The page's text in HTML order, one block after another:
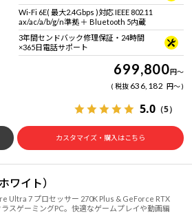
Wi-Fi 6E( 最大2.4Gbps )対応 IEEE 802.11
ax/ac/a/b/g/n準拠 ＋ Bluetooth 5内蔵
3年間センドバック修理保証・24時間
×365日電話サポート
699,800円～
税抜 636,182 円～
5.0 （5）
カスタマイズ・購入はこちら
ワイト）
Ultra 7 プロセッサー 270K Plus & GeForce RTX
スゲーミングPC。快適なゲームプレイや動画編